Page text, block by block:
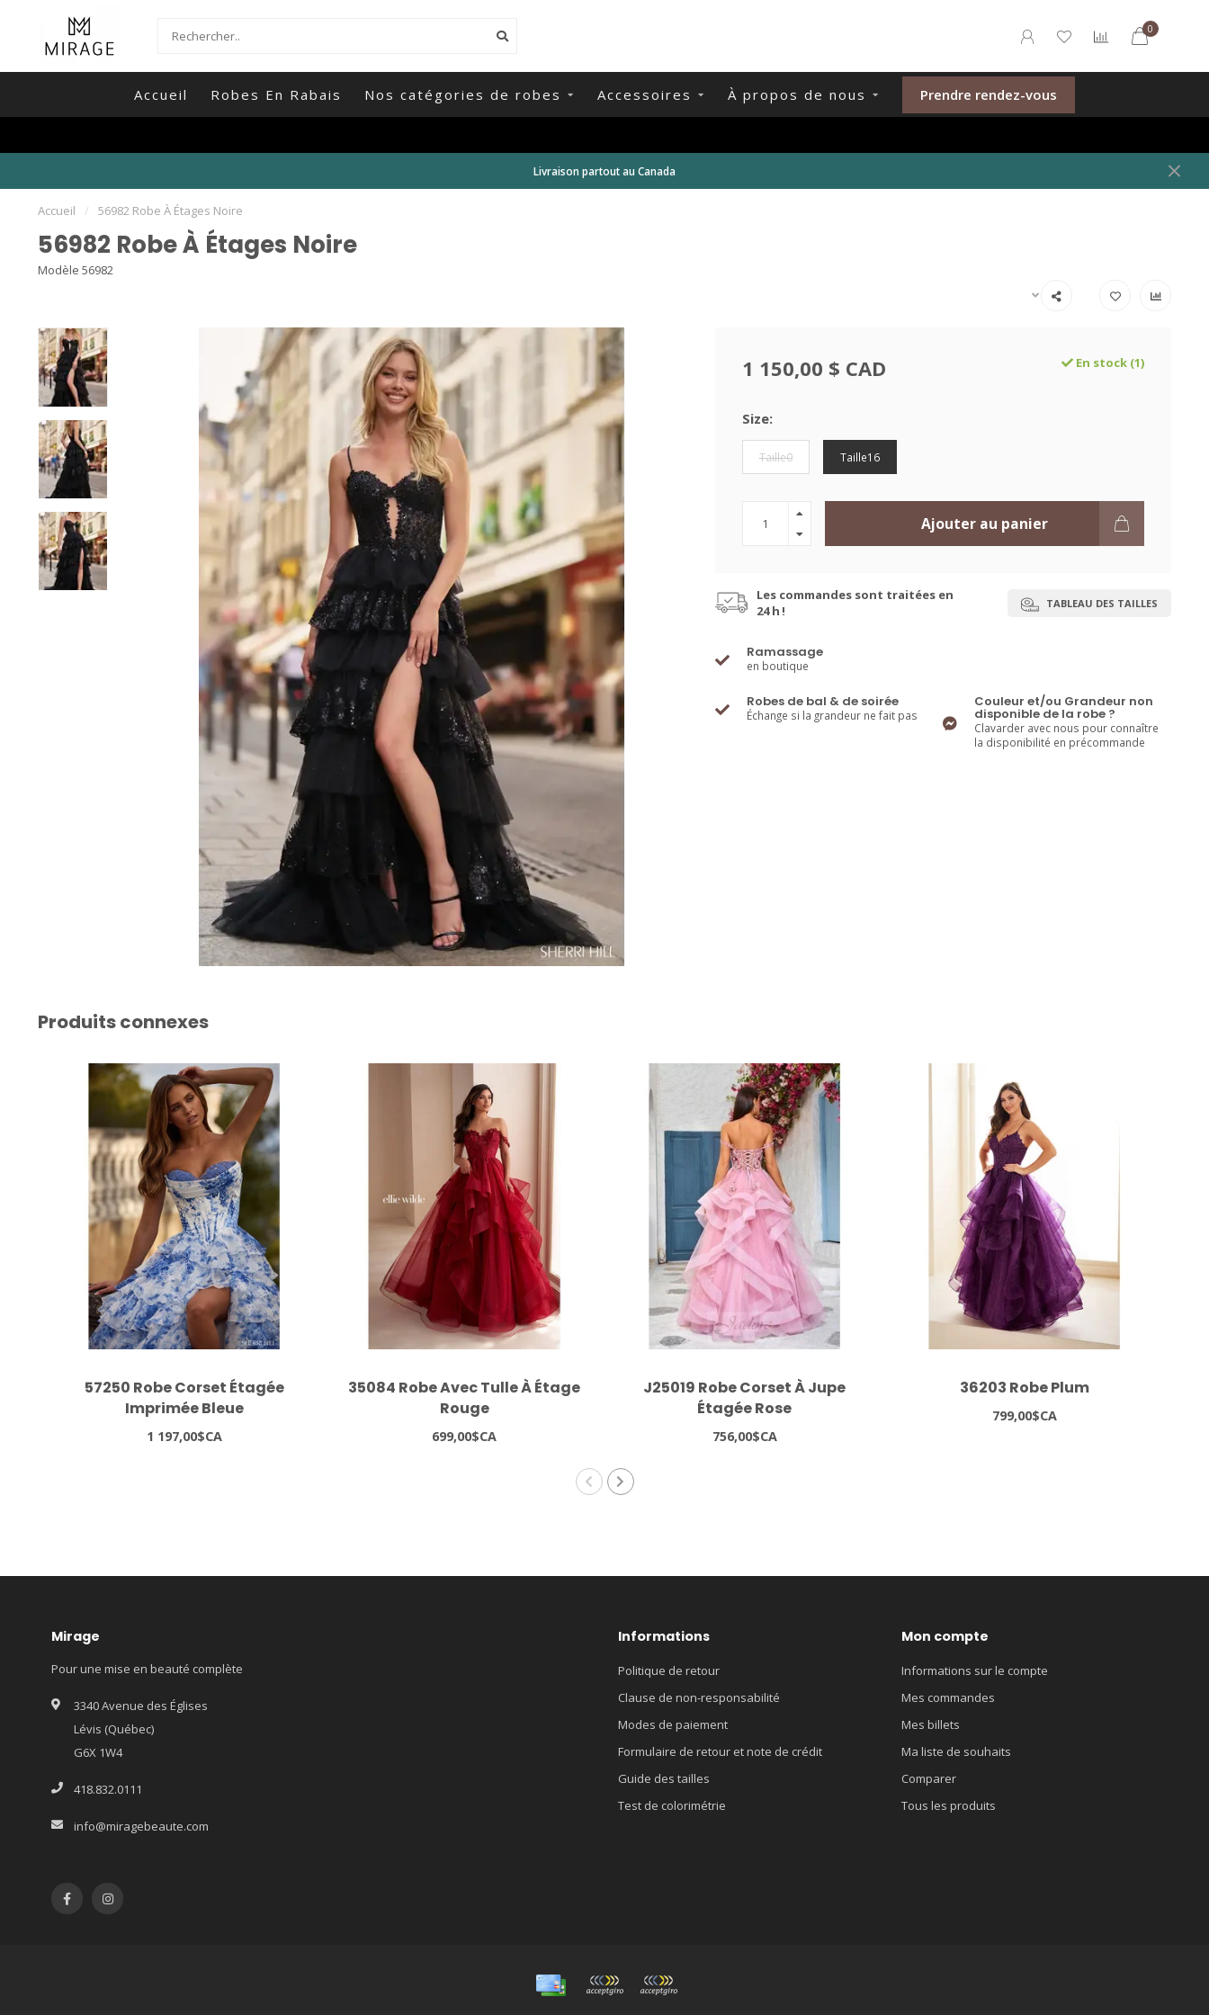
0
Accueil Robes En Rabais Nos catégories de robes Accessoires À propos de nous Prendre rendez-vous
Livraison partout au Canada
Accueil / 56982 Robe À Étages Noire
56982 Robe À Étages Noire
Modèle 56982
1 150,00 $ CAD En stock (1)
Size:
Taille0 Taille16
Ajouter au panier
Les commandes sont traitées en
24 h !
TABLEAU DES TAILLES
Ramassage
en boutique
Robes de bal & de soirée
Échange si la grandeur ne fait pas
Couleur et/ou Grandeur non
disponible de la robe ?
Clavarder avec nous pour connaître
la disponibilité en précommande
Produits connexes
57250 Robe Corset Étagée
Imprimée Bleue
1 197,00$CA
35084 Robe Avec Tulle À Étage
Rouge
699,00$CA
J25019 Robe Corset À Jupe
Étagée Rose
756,00$CA
36203 Robe Plum
799,00$CA
Mirage
Pour une mise en beauté complète
3340 Avenue des Églises
Lévis (Québec)
G6X 1W4
418.832.0111
info@miragebeaute.com
Informations
Politique de retour
Clause de non-responsabilité
Modes de paiement
Formulaire de retour et note de crédit
Guide des tailles
Test de colorimétrie
Mon compte
Informations sur le compte
Mes commandes
Mes billets
Ma liste de souhaits
Comparer
Tous les produits